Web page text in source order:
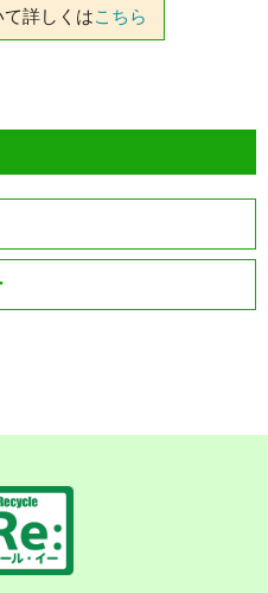
詳しくはこちら